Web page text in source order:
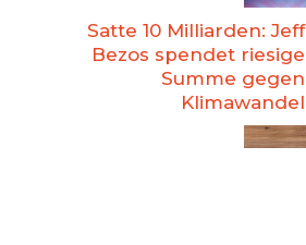
Satte 10 Milliarden: Jeff
Bezos spendet riesige
Summe gegen
Klimawandel